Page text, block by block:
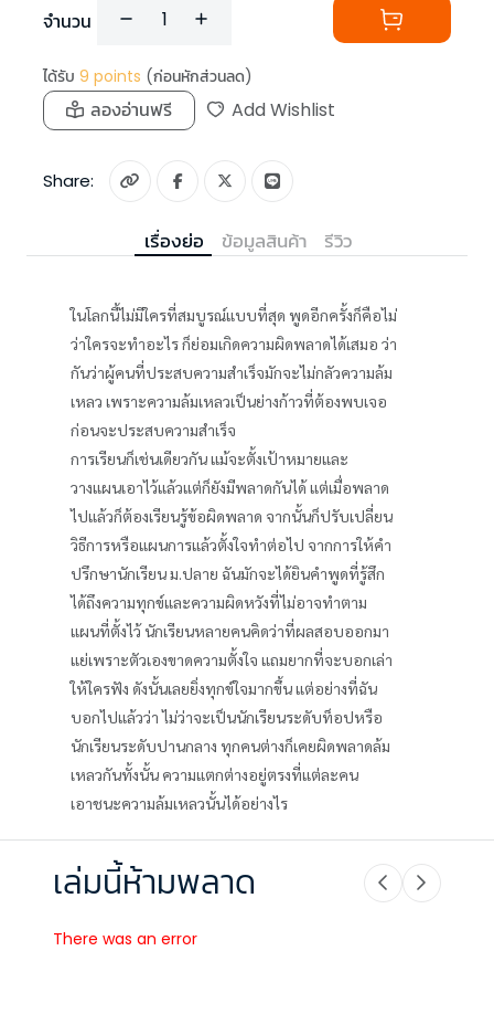
จำนวน
ได้รับ 9 points (ก่อนหักส่วนลด)
ลองอ่านฟรี Add Wishlist
Share:
เรื่องย่อ ข้อมูลสินค้า รีวิว
ในโลกนี้ไม่มีใครที่สมบูรณ์แบบที่สุด พูดอีกครั้งก็คือไม่
ว่าใครจะทำอะไร ก็ย่อมเกิดความผิดพลาดได้เสมอ ว่า
กันว่าผู้คนที่ประสบความสำเร็จมักจะไม่กลัวความล้ม
เหลว เพราะความล้มเหลวเป็นย่างก้าวที่ต้องพบเจอ
ก่อนจะประสบความสำเร็จ
การเรียนก็เช่นเดียวกัน แม้จะตั้งเป้าหมายและ
วางแผนเอาไว้แล้วแต่ก็ยังมีพลาดกันได้ แต่เมื่อพลาด
ไปแล้วก็ต้องเรียนรู้ข้อผิดพลาด จากนั้นก็ปรับเปลี่ยน
วิธีการหรือแผนการแล้วตั้งใจทำต่อไป จากการให้คำ
ปรึกษานักเรียน ม.ปลาย ฉันมักจะได้ยินคำพูดที่รู้สึก
ได้ถึงความทุกข์และความผิดหวังที่ไม่อาจทำตาม
แผนที่ตั้งไว้ นักเรียนหลายคนคิดว่าที่ผลสอบออกมา
แย่เพราะตัวเองขาดความตั้งใจ แถมยากที่จะบอกเล่า
ให้ใครฟัง ดังนั้นเลยยิ่งทุกข์ใจมากขึ้น แต่อย่างที่ฉัน
บอกไปแล้วว่า ไม่ว่าจะเป็นนักเรียนระดับท็อปหรือ
นักเรียนระดับปานกลาง ทุกคนต่างก็เคยผิดพลาดล้ม
เหลวกันทั้งนั้น ความแตกต่างอยู่ตรงที่แต่ละคน
เอาชนะความล้มเหลวนั้นได้อย่างไร
เล่มนี้ห้ามพลาด
There was an error